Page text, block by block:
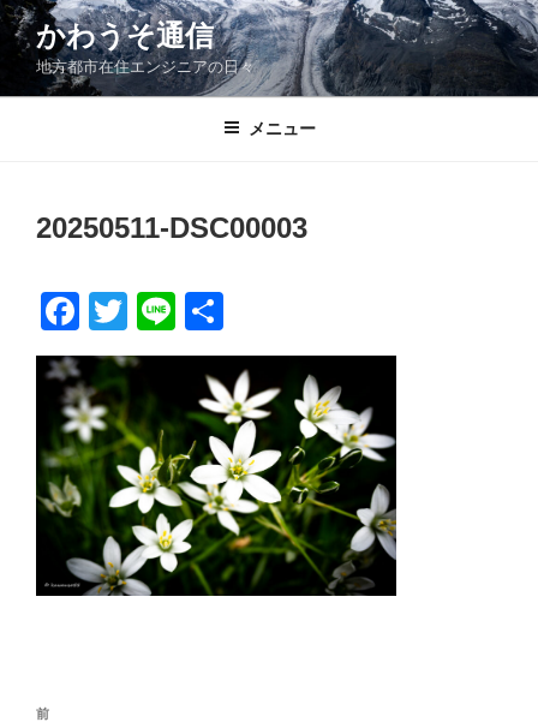
コ
ン
ン
かわうそ通信
地方都市在住エンジニアの日々
メニュー
20250511-DSC00003
F
a
c
e
b
o
o
k
T
wi
tt
er
Li
n
有
投
前
前